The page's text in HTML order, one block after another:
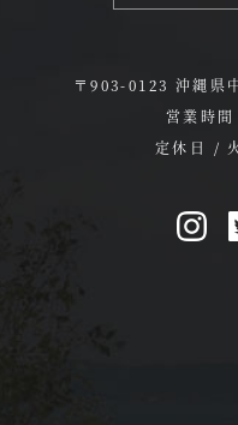
〒903-0123 沖縄県
営業時
定休日 /